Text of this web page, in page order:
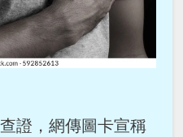
證，網傳圖卡宣稱